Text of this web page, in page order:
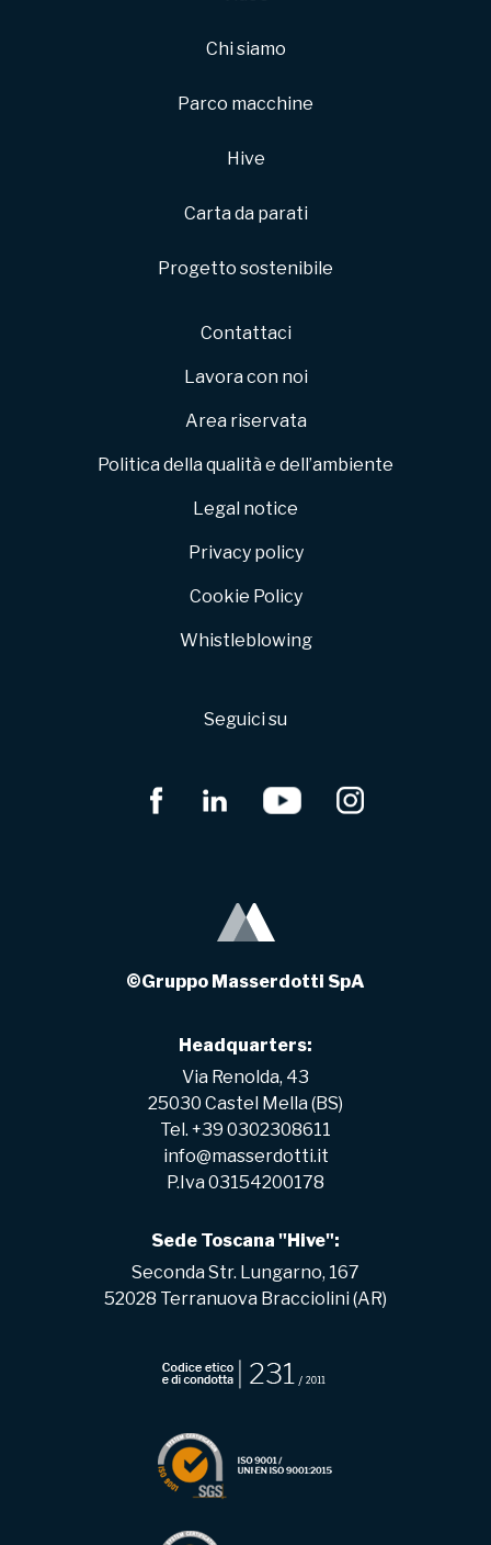
©Gruppo Masserdotti SpA
Headquarters:
Via Renolda, 43
25030 Castel Mella (BS)
Tel. +39 0302308611
info@masserdotti.it
P.Iva 03154200178
Sede Toscana "Hive":
Seconda Str. Lungarno, 167
52028 Terranuova Bracciolini (AR)
Chi siamo
Parco macchine
Hive
Carta da parati
Progetto sostenibile
Contattaci
Lavora con noi
Area riservata
Politica della qualità e dell’ambiente
Legal notice
Privacy policy
Cookie Policy
Whistleblowing
Seguici su